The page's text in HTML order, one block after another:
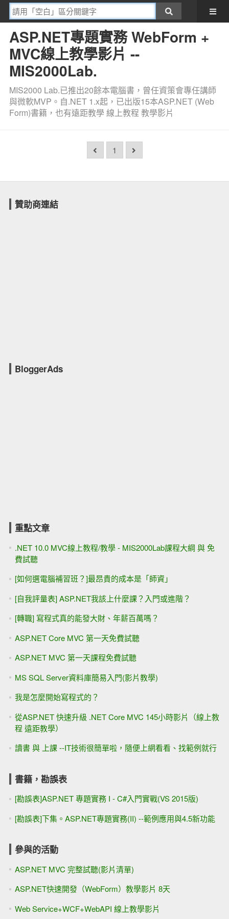
ASP.NET專題實務 WebForm +
MVC線上教學影片 --
MIS2000Lab.
MIS2000 Lab.已推出20餘本電腦書，曾任資策會專任講師
與微軟MVP。自.NET 1.x起，已出版15本ASP.NET (Web
Form)書籍，也有遠距教學 線上教程 教學影片
1
贊助商連結
BloggerAds
重點文章
.NET 10.0 MVC線上教程/教學 - MIS2000Lab課程大綱 與 免
費試聽
[如何選電腦補習班？]最昂貴的成本是「師資」
[自我評量表] ASP.NET我該上什麼課？入門或進階？
[轉職] 寫程式真的能發大財、年薪百萬嗎？
ASP.NET Core MVC 第一天免費試聽
ASP.NET MVC 第一天課程免費試聽
MS SQL Server資料庫簡易入門(影片教學)
我是怎麼開始寫程式的？
從ASP.NET 快速升級 .NET Core MVC 145小時影片（線上教
程 遠距教學）
讀書 與 上課 --IT技術很簡單啦，隨便上網看看、找範例就行
書籍，勘誤表
[勘誤表]ASP.NET 專題實務 I - C#入門實戰(VS 2015版)
[勘誤表]下集。ASP.NET專題實務(II) --範例應用與4.5新功能
參與的活動
ASP.NET MVC 完整試聽(影片清單)
ASP.NET快速開發（WebForm）教學影片 8天
Web Service+WCF+WebAPI 線上教學影片